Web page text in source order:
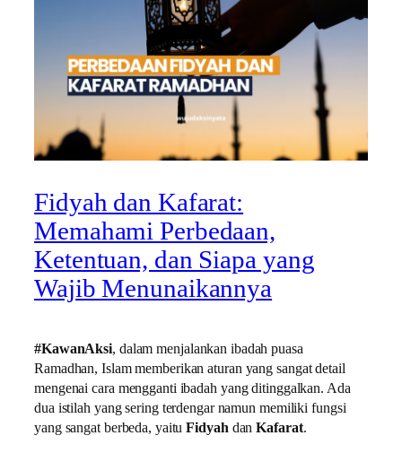
Fidyah dan Kafarat:
Memahami Perbedaan,
Ketentuan, dan Siapa yang
Wajib Menunaikannya
#KawanAksi, dalam menjalankan ibadah puasa
Ramadhan, Islam memberikan aturan yang sangat detail
mengenai cara mengganti ibadah yang ditinggalkan. Ada
dua istilah yang sering terdengar namun memiliki fungsi
yang sangat berbeda, yaituFidyahdanKafarat.